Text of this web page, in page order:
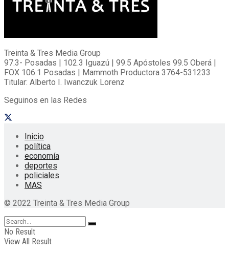
Treinta & Tres Media Group
97.3- Posadas | 102.3 Iguazú | 99.5 Apóstoles 99.5 Oberá |
FOX 106.1 Posadas | Mammoth Productora 3764-531233
Titular: Alberto I. Iwanczuk Lorenz
Seguinos en las Redes
Inicio
política
economía
deportes
policiales
MAS
© 2022 Treinta & Tres Media Group
No Result
View All Result